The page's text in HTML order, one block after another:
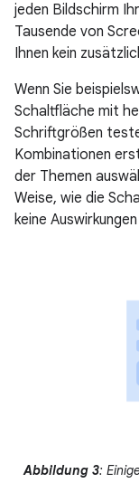
jeden Bildschirm
Tausende von
Ihnen kein
Wenn Sie
Schaltfläche mit
Schriftgrößen
Kombinationen
der Themen
Weise, wie die
keine
Abbildung 3: